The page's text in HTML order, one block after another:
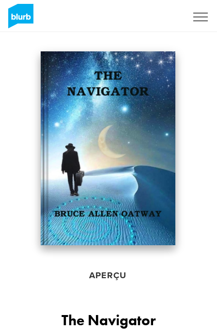
APERÇU
The Navigator